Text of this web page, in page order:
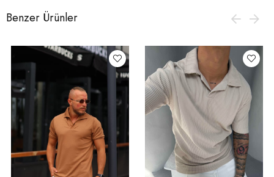
Benzer Ürünler